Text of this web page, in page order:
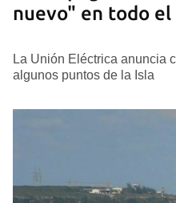
nuevo" en todo
La Unión Eléctrica anuncia
algunos puntos de la Isla